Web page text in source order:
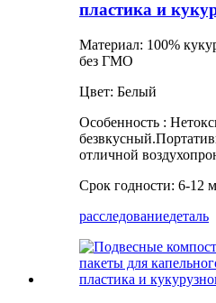
пластика и
Материал: 100%
без ГМО
Цвет: Белый
Особенность :
безвкусный.
отличной
Срок годности: 6-12
расследованиедеталь